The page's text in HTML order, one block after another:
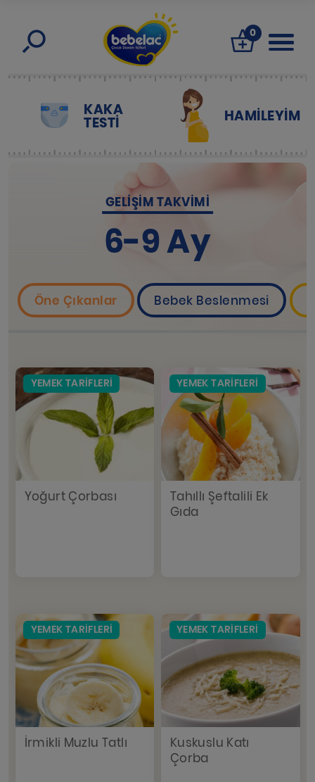
KAKA
TESTİ HAMILEYIM
0
GELIŞIM TAKVIMI
6-9 Ay
Öne Çıkanlar Bebek Beslenmesi
Yoğurt Çorbası
YEMEK TARIFLERI
Tahıllı Şeftalili Ek
Gıda
YEMEK TARIFLERI
İrmikli Muzlu Tatlı
YEMEK TARIFLERI
Kuskuslu Katı
Çorba
YEMEK TARIFLERI